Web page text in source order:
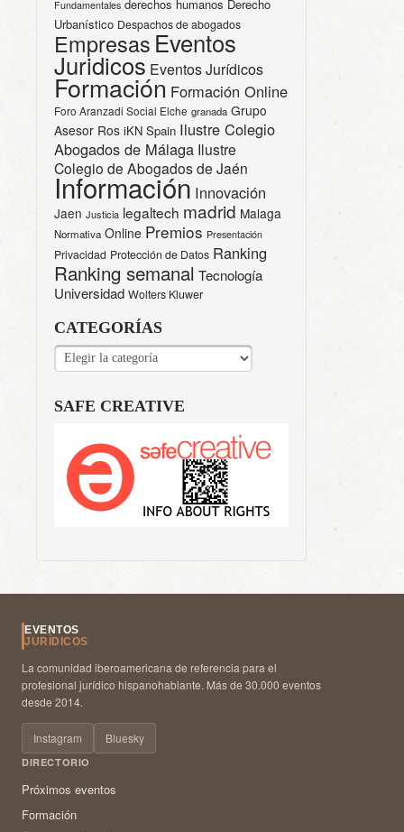
Fundamentales derechos humanos Derecho
Urbanístico Despachos de abogados
Empresas Eventos
Juridicos Eventos Jurídicos
Formación Formación Online
Foro Aranzadi Social Elche granada Grupo
Asesor Ros iKN Spain Ilustre Colegio
Abogados de Málaga Ilustre
Colegio de Abogados de Jaén
Información Innovación
Jaen Justicia legaltech madrid Malaga
Normativa Online Premios Presentación
Privacidad Protección de Datos Ranking
Ranking semanal Tecnología
Universidad Wolters Kluwer
CATEGORÍAS
CATEGORÍAS
SAFE CREATIVE
EVENTOS
JURÍDICOS
La comunidad iberoamericana de referencia para el
profesional jurídico hispanohablante. Más de 30.000 eventos
desde 2014.
Instagram Bluesky
DIRECTORIO
Próximos eventos
Formación